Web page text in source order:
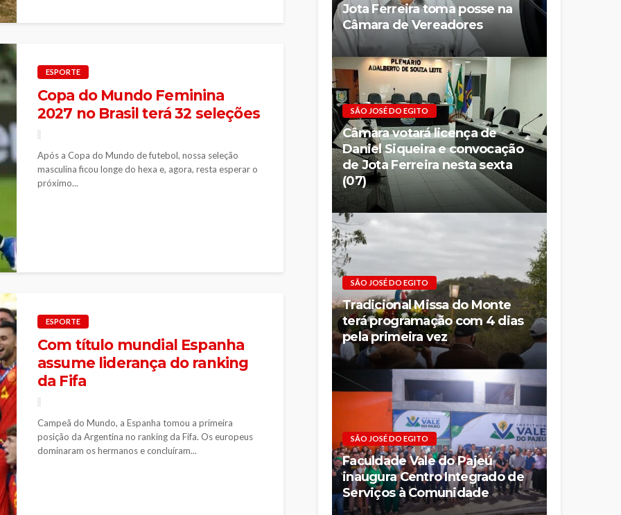
ESPORTE
Copa do Mundo Feminina
2027 no Brasil terá 32 seleções
Após a Copa do Mundo de futebol, nossa seleção
masculina ficou longe do hexa e, agora, resta esperar o
próximo...
ESPORTE
Com título mundial Espanha
assume liderança do ranking
da Fifa
Campeã do Mundo, a Espanha tomou a primeira
posição da Argentina no ranking da Fifa. Os europeus
dominaram os hermanos e concluíram...
Jota Ferreira toma posse na
Câmara de Vereadores
SÃO JOSÉ DO EGITO
Câmara votará licença de
Daniel Siqueira e convocação
de Jota Ferreira nesta sexta
(07)
SÃO JOSÉ DO EGITO
Tradicional Missa do Monte
terá programação com 4 dias
pela primeira vez
SÃO JOSÉ DO EGITO
Faculdade Vale do Pajeú
inaugura Centro Integrado de
Serviços à Comunidade